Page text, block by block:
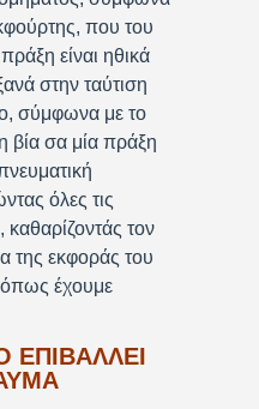
που του
είναι ηθικά
στην ταύτιση
σύμφωνα με το
βία σα μία πράξη
όλες τις
τον
της εκφοράς του
έχουμε
ΕΠΙΒΑΛΛΕΙ